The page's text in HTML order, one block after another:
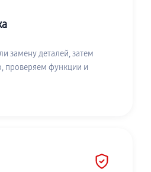
замену деталей, затем
проверяем функции и